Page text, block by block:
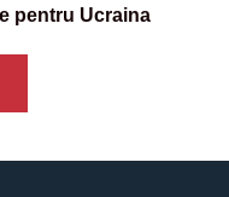
pentru Ucraina